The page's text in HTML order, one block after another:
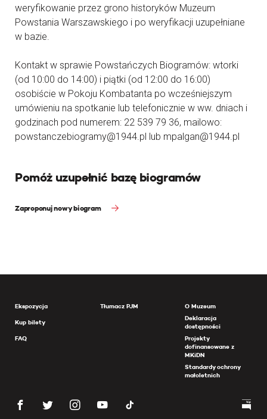
weryfikowanie przez grono historyków Muzeum
Powstania Warszawskiego i po weryfikacji uzupełniane
w bazie.
Kontakt w sprawie Powstańczych Biogramów: wtorki
(od 10:00 do 14:00) i piątki (od 12:00 do 16:00)
osobiście w Pokoju Kombatanta po wcześniejszym
umówieniu na spotkanie lub telefonicznie w ww. dniach i
godzinach pod numerem: 22 539 79 36, mailowo:
powstanczebiogramy@1944.pl lub mpalgan@1944.pl
Pomóż uzupełnić bazę biogramów
Zaproponuj nowy biogram
Ekspozycja
Kup bilety
FAQ
Tłumacz PJM
O Muzeum
Deklaracja
dostępności
Projekty
dofinansowane z
MKiDN
Standardy ochrony
małoletnich